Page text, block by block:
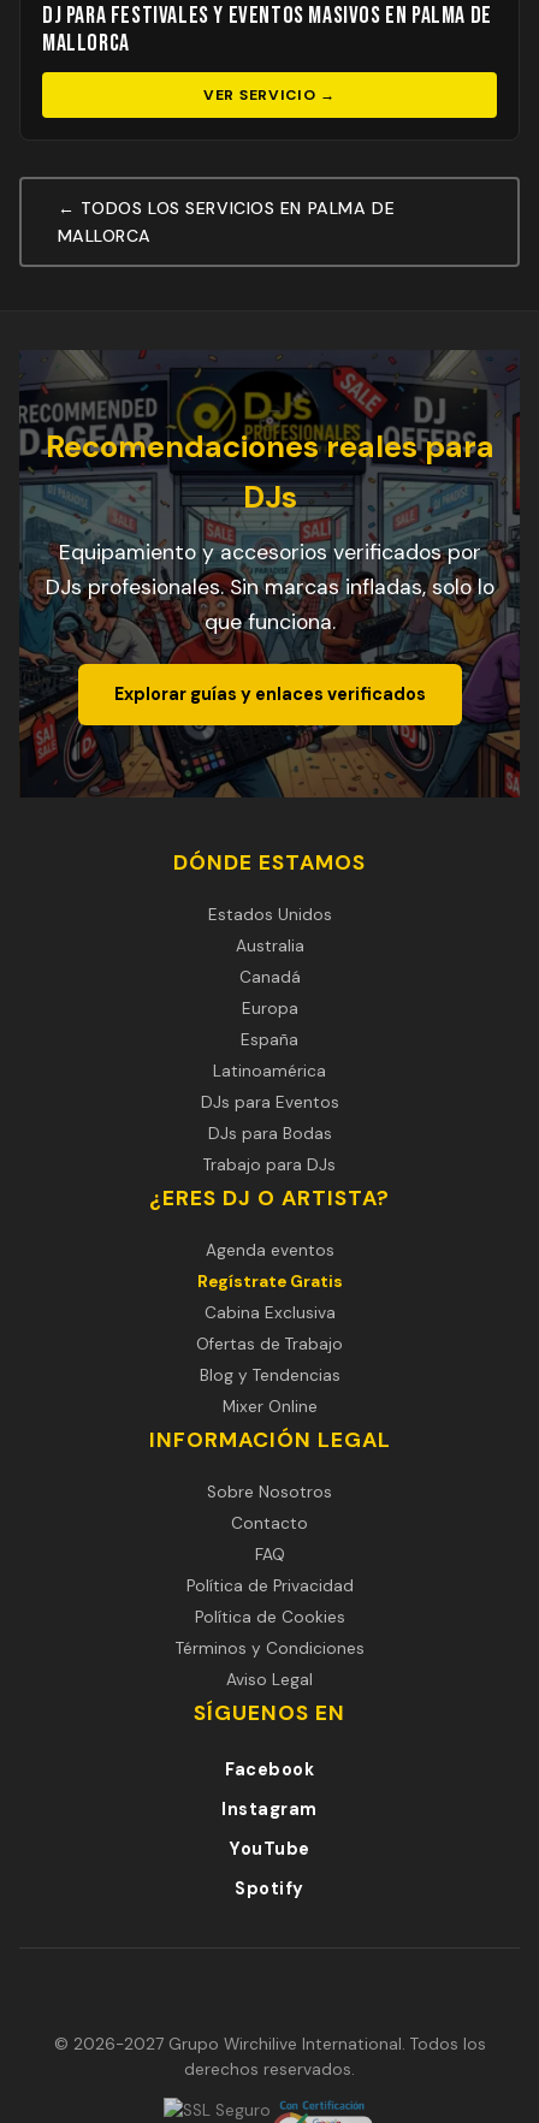
DJ para Festivales y Eventos Masivos en Palma de
Mallorca
VER SERVICIO →
← TODOS LOS SERVICIOS EN PALMA DE
MALLORCA
Recomendaciones reales para
DJs
Equipamiento y accesorios verificados por
DJs profesionales. Sin marcas infladas, solo lo
que funciona.
Explorar guías y enlaces verificados
DÓNDE ESTAMOS
Estados Unidos
Australia
Canadá
Europa
España
Latinoamérica
DJs para Eventos
DJs para Bodas
Trabajo para DJs
¿ERES DJ O ARTISTA?
Agenda eventos
Regístrate Gratis
Cabina Exclusiva
Ofertas de Trabajo
Blog y Tendencias
Mixer Online
INFORMACIÓN LEGAL
Sobre Nosotros
Contacto
FAQ
Política de Privacidad
Política de Cookies
Términos y Condiciones
Aviso Legal
SÍGUENOS EN
Facebook
Instagram
YouTube
Spotify
© 2026-2027 Grupo Wirchilive International. Todos los
derechos reservados.